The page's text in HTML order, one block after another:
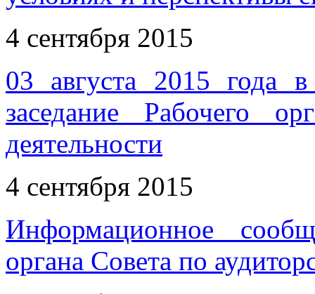
4 сентября 2015
03 августа 2015 года
заседание Рабочего
деятельности
4 сентября 2015
Информационное
органа Совета по